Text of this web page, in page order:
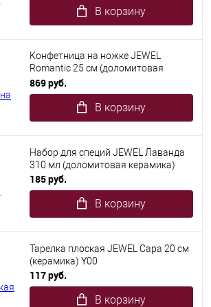
В корзину
Конфетница на ножке JEWEL
Romantic 25 см (доломитовая
керамика)
869 руб.
В корзину
Набор для специй JEWEL Лаванда
310 мл (доломитовая керамика)
185 руб.
В корзину
Тарелка плоская JEWEL Сара 20 см
(керамика) Y00
117 руб.
В корзину